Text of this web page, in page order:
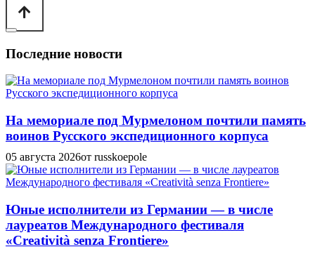
Последние новости
На мемориале под Мурмелоном почтили память
воинов Русского экспедиционного корпуса
05 августа 2026от russkoepole
Юные исполнители из Германии — в числе
лауреатов Международного фестиваля
«Creatività senza Frontiere»